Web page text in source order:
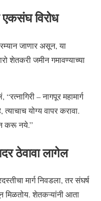
एकसंघ विरोध
जाणार असून, या
शेतकरी जमीन गमावण्याच्या
– नागपूर महामार्ग
योग्य वापर करावा.
करू नये.”
ठेवावा लागेल
मार्ग निवडला, तर संघर्ष
मिळतोय. शेतकऱ्यांनी आता